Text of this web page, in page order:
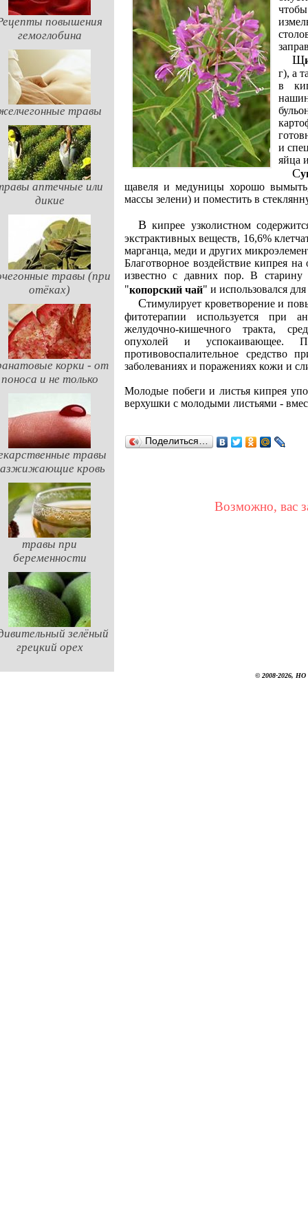
повышения
гемоглобина
травы
аптечные или
дикие
травы (при
отёках)
корки - от
поноса и не только
травы
кровь
травы при
беременности
зелёный
грецкий орех
г), а
в
и
яйца
щавеля и медуницы хорошо
массы зелени) и поместить в
В кипрее узколистном содержится 18,8% протеина, 5,9% жира, 50,4% безазотистых
экстрактивных веществ, 16,6%
марганца, меди и других
Благотворное воздействие кипрея
известно с давних пор. В
"копорский чай" и использовался
Стимулирует кроветворение и повышает защитные функции организма. В современной
фитотерапии используется при
желудочно-кишечного тракта,
опухолей и успокаивающее.
противовоспалительное средство
заболеваниях и поражениях кожи и
Молодые побеги и листья кипрея
верхушки с молодыми листьями -
Поделиться…
Возможно, вас
© 2008-2026,